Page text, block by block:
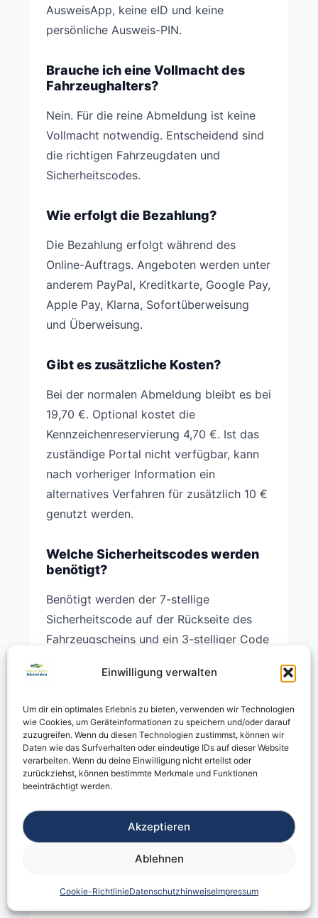
Einwilligung verwalten
Um dir ein optimales Erlebnis zu bieten, verwenden wir Technologien
wie Cookies, um Geräteinformationen zu speichern und/oder darauf
zuzugreifen. Wenn du diesen Technologien zustimmst, können wir
Daten wie das Surfverhalten oder eindeutige IDs auf dieser Website
verarbeiten. Wenn du deine Einwilligung nicht erteilst oder
zurückziehst, können bestimmte Merkmale und Funktionen
beeinträchtigt werden.
Akzeptieren
Ablehnen
Cookie-RichtlinieDatenschutzhinweiseImpressum
AusweisApp, keine eID und keine
persönliche Ausweis-PIN.
Brauche ich eine Vollmacht des
Fahrzeughalters?
Nein. Für die reine Abmeldung ist keine
Vollmacht notwendig. Entscheidend sind
die richtigen Fahrzeugdaten und
Sicherheitscodes.
Wie erfolgt die Bezahlung?
Die Bezahlung erfolgt während des
Online-Auftrags. Angeboten werden unter
anderem PayPal, Kreditkarte, Google Pay,
Apple Pay, Klarna, Sofortüberweisung
und Überweisung.
Gibt es zusätzliche Kosten?
Bei der normalen Abmeldung bleibt es bei
19,70 €. Optional kostet die
Kennzeichenreservierung 4,70 €. Ist das
zuständige Portal nicht verfügbar, kann
nach vorheriger Information ein
alternatives Verfahren für zusätzlich 10 €
genutzt werden.
Welche Sicherheitscodes werden
benötigt?
Benötigt werden der 7-stellige
Sicherheitscode auf der Rückseite des
Fahrzeugscheins und ein 3-stelliger Code
funktioniert?
Senden Sie uns ein deutliches Foto per
WhatsApp. Wir prüfen, ob ein Zeichen
verwechselt, ein falscher Code
alte Plakette freigelegt wurde.
Werden Versicherung und
informiert?